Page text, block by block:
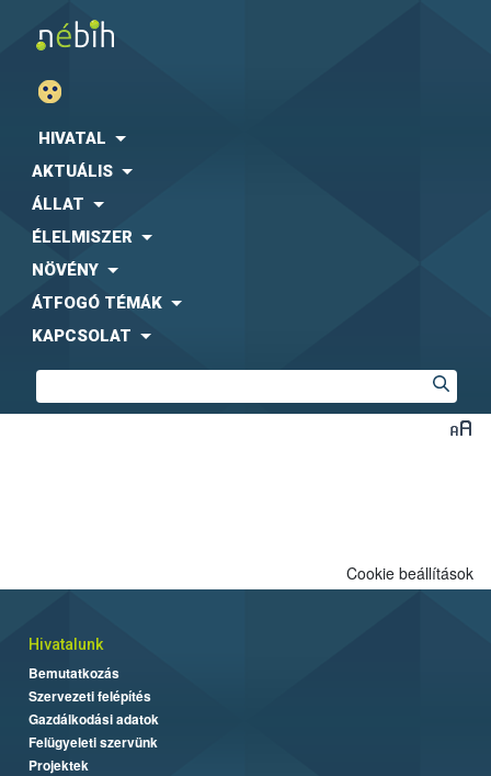
HIVATAL
AKTUÁLIS
ÁLLAT
ÉLELMISZER
NÖVÉNY
ÁTFOGÓ TÉMÁK
KAPCSOLAT
Cookie beállítások
Hivatalunk
Bemutatkozás
Szervezeti felépítés
Gazdálkodási adatok
Felügyeleti szervünk
Projektek